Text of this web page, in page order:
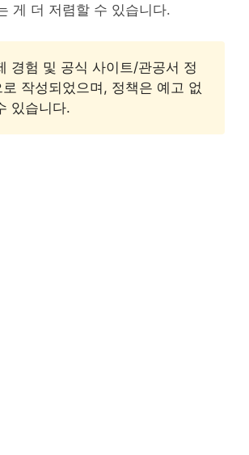
게 더 저렴할 수 있습니다.
경험 및 공식 사이트/관공서 정
작성되었으며, 정책은 예고 없
있습니다.